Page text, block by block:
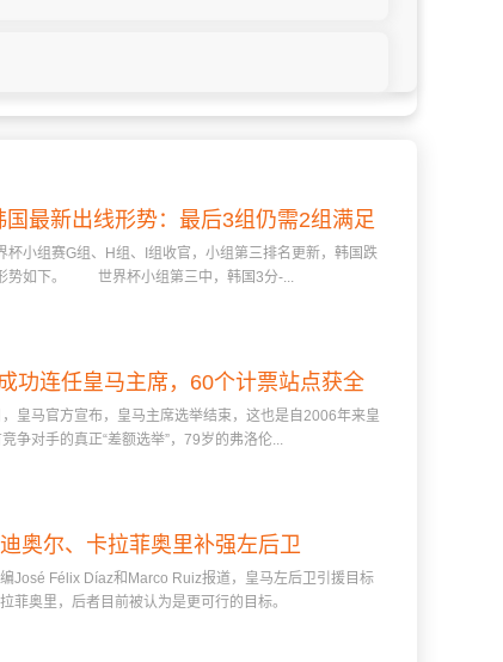
最新出线形势：最后3组仍需2组满足
条件才可出线！
小组赛G组、H组、I组收官，小组第三排名更新，韩国跌
势如下。 世界杯小组第三中，韩国3分-...
功连任皇马主席，60个计票站点获全
胜，承诺将签穆帅
马官方宣布，皇马主席选举结束，这也是自2006年来皇
争对手的真正“差额选举”，79岁的弗洛伦...
奥尔、卡拉菲奥里补强左后卫
Félix Díaz和Marco Ruiz报道，皇马左后卫引援目标
菲奥里，后者目前被认为是更可行的目标。